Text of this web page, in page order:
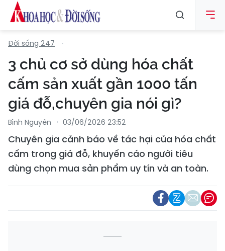
Đời sống 247
3 chủ cơ sở dùng hóa chất
cấm sản xuất gần 1000 tấn
giá đỗ,chuyên gia nói gì?
Bình Nguyên 03/06/2026 23:52
Chuyên gia cảnh báo về tác hại của hóa chất
cấm trong giá đỗ, khuyến cáo người tiêu
dùng chọn mua sản phẩm uy tín và an toàn.